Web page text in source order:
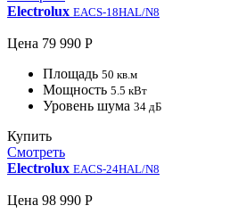
Electrolux EACS-18HAL/N8
Цена 79 990 Р
Площадь 50 кв.м
Мощность 5.5 кВт
Уровень шума 34 дБ
Купить
Смотреть
Electrolux EACS-24HAL/N8
Цена 98 990 Р